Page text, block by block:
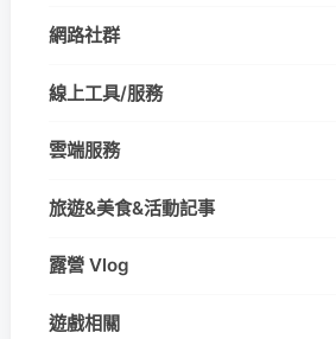
網路社群
線上工具/服務
雲端服務
旅遊&美食&活動記事
露營 Vlog
遊戲相關